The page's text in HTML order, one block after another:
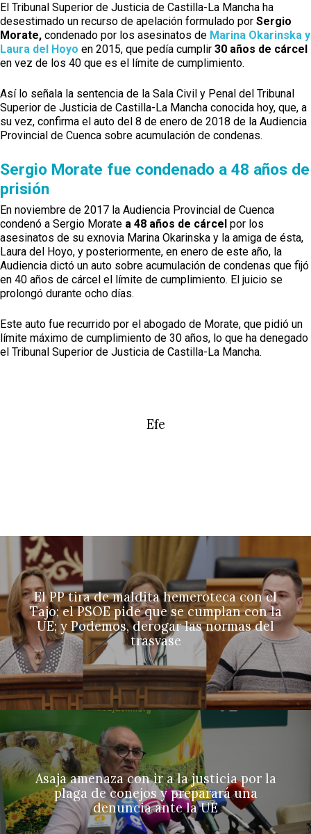
El Tribunal Superior de Justicia de Castilla-La Mancha ha
desestimado un recurso de apelación formulado por Sergio
Morate, condenado por los asesinatos de Marina Okarinska y
Laura del Hoyo en 2015, que pedía cumplir 30 años de cárcel
en vez de los 40 que es el límite de cumplimiento.
Así lo señala la sentencia de la Sala Civil y Penal del Tribunal
Superior de Justicia de Castilla-La Mancha conocida hoy, que, a
su vez, confirma el auto del 8 de enero de 2018 de la Audiencia
Provincial de Cuenca sobre acumulación de condenas.
Sergio Morate fue condenado a 48 años de
prisión
En noviembre de 2017 la Audiencia Provincial de Cuenca
condenó a Sergio Morate a 48 años de cárcel por los
asesinatos de su exnovia Marina Okarinska y la amiga de ésta,
Laura del Hoyo, y posteriormente, en enero de este año, la
Audiencia dictó un auto sobre acumulación de condenas que fijó
en 40 años de cárcel el límite de cumplimiento. El juicio se
prolongó durante ocho días.
Este auto fue recurrido por el abogado de Morate, que pidió un
límite máximo de cumplimiento de 30 años, lo que ha denegado
el Tribunal Superior de Justicia de Castilla-La Mancha.
Efe
El PP tira de maldita hemeroteca con el
Tajo; el PSOE pide que se cumplan con la
UE; y Podemos, derogar las normas del
trasvase
Asaja amenaza con ir a la justicia por la
plaga de conejos y preparará una
denuncia ante la UE
Ciudad Real
Albacete
Cuenca
Talavera
Economía
Educación
Deportes
Sucesos
Medio Ambiente
Especiales
Política
Galerías